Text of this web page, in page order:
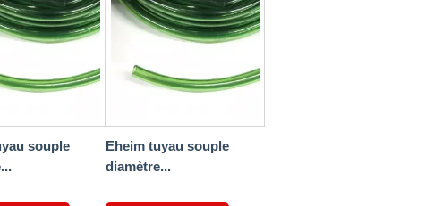
souple
Eheim tuyau souple
diamètre...